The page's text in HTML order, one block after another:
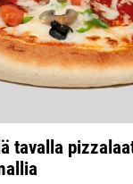
tavalla